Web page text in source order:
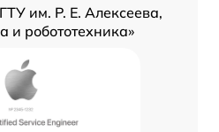
им. Р. Е. Алексеева,
и робототехника»